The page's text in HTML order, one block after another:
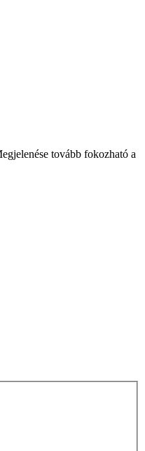
tovább fokozható a